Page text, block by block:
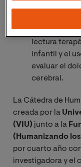
Entre los
lectura
infantil y el
evaluar el
cerebral.
La Cátedra de
creada por la
(VIU) junto a la
(Humanizando
por cuarto año
investigadora y el